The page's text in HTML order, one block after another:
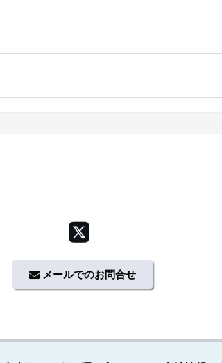
メールでのお問合せ